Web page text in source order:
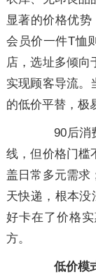
显著的价格优
会员价一件T恤
店，选址多倾向
实现顾客导流。
的低价平替，极
90后消费
线，但价格门槛
盖日常多元需求
天快递，根本没
好卡在了价格
方。
低价模